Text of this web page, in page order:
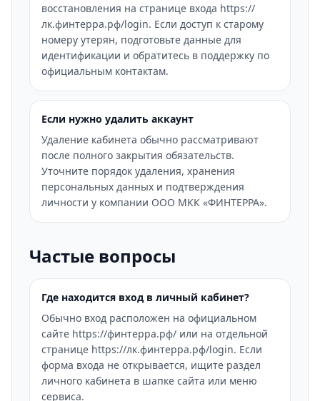
восстановления на странице входа https://
лк.финтерра.рф/login. Если доступ к старому
номеру утерян, подготовьте данные для
идентификации и обратитесь в поддержку по
официальным контактам.
Если нужно удалить аккаунт
Удаление кабинета обычно рассматривают
после полного закрытия обязательств.
Уточните порядок удаления, хранения
персональных данных и подтверждения
личности у компании ООО МКК «ФИНТЕРРА».
Частые вопросы
Где находится вход в личный кабинет?
Обычно вход расположен на официальном
сайте https://финтерра.рф/ или на отдельной
странице https://лк.финтерра.рф/login. Если
форма входа не открывается, ищите раздел
личного кабинета в шапке сайта или меню
сервиса.